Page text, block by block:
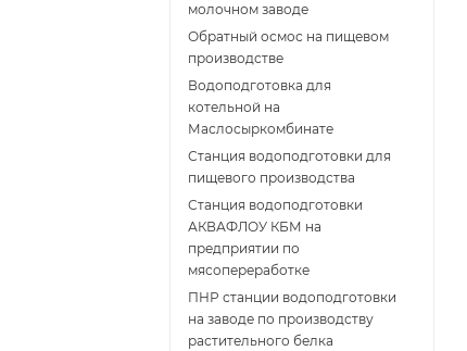
молочном заводе
Обратный осмос на пищевом
производстве
Водоподготовка для
котельной на
Маслосыркомбинате
Станция водоподготовки для
пищевого производства
Станция водоподготовки
АКВАФЛОУ КБМ на
предприятии по
мясопереработке
ПНР станции водоподготовки
на заводе по производству
растительного белка